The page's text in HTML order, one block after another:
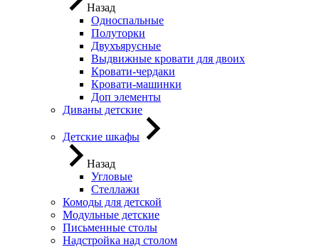
Назад
Односпальные
Полуторки
Двухъярусные
Выдвижные кровати для двоих
Кровати-чердаки
Кровати-машинки
Доп элементы
Диваны детские
Детские шкафы
Назад
Угловые
Стеллажи
Комоды для детской
Модульные детские
Письменные столы
Надстройка над столом